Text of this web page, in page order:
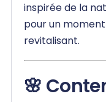
inspirée de la
pour un
revitalisant.
🌸